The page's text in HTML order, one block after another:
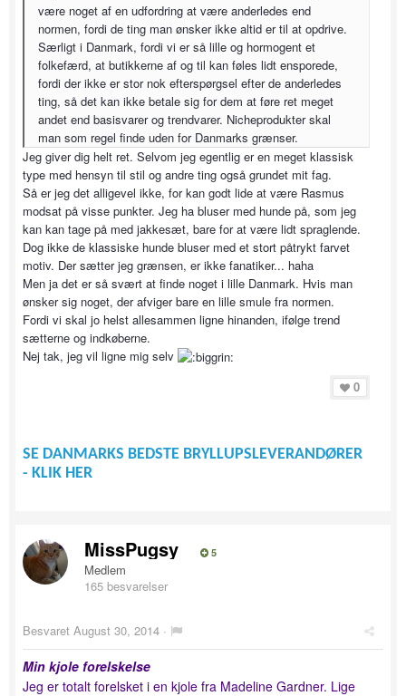
være noget af en udfordring at være anderledes end
normen, fordi de ting man ønsker ikke altid er til at opdrive.
Særligt i Danmark, fordi vi er så lille og hormogent et
folkefærd, at butikkerne af og til kan føles lidt ensporede,
fordi der ikke er stor nok efterspørgsel efter de anderledes
ting, så det kan ikke betale sig for dem at føre ret meget
andet end basisvarer og trendvarer. Nicheprodukter skal
man som regel finde uden for Danmarks grænser.
Jeg giver dig helt ret. Selvom jeg egentlig er en meget klassisk
type med hensyn til stil og andre ting også grundet mit fag.
Så er jeg det alligevel ikke, for kan godt lide at være Rasmus
modsat på visse punkter. Jeg ha bluser med hunde på, som jeg
kan kan tage på med jakkesæt, bare for at være lidt spraglende.
Dog ikke de klassiske hunde bluser med et stort påtrykt farvet
motiv. Der sætter jeg grænsen, er ikke fanatiker... haha
Men ja det er så svært at finde noget i lille Danmark. Hvis man
ønsker sig noget, der afviger bare en lille smule fra normen.
Fordi vi skal jo helst allesammen ligne hinanden, ifølge trend
sætterne og indkøberne.
Nej tak, jeg vil ligne mig selv
0
SE DANMARKS BEDSTE BRYLLUPSLEVERANDØRER
- KLIK HER
MissPugsy 5
Medlem
165 besvarelser
Besvaret August 30, 2014 ·
Min kjole forelskelse
Jeg er totalt forelsket i en kjole fra Madeline Gardner. Lige